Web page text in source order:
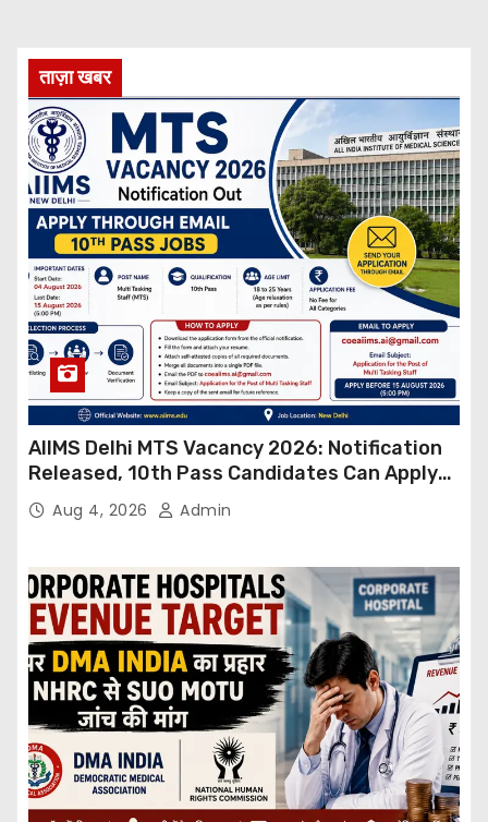
ताज़ा खबर
AIIMS Delhi MTS Vacancy 2026: Notification
Released, 10th Pass Candidates Can Apply
Through Email
Aug 4, 2026 Admin